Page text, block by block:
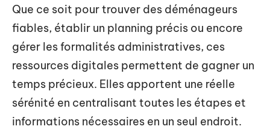
Que ce soit pour trouver des déménageurs
fiables, établir un planning précis ou encore
gérer les formalités administratives, ces
ressources digitales permettent de gagner un
temps précieux. Elles apportent une réelle
sérénité en centralisant toutes les étapes et
informations nécessaires en un seul endroit.